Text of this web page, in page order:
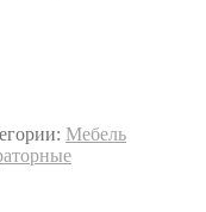
Мебель